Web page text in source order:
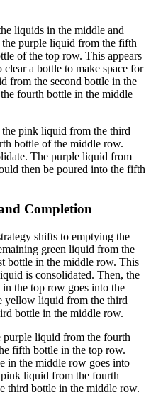
liquids in the middle and
purple liquid from the fifth
of the top row. This appears
a bottle to make space for
from the second bottle in the
fourth bottle in the middle
pink liquid from the third
bottle of the middle row.
The purple liquid from
then be poured into the fifth
Completion
shifts to emptying the
green liquid from the
bottle in the middle row. This
is consolidated. Then, the
the top row goes into the
yellow liquid from the third
bottle in the middle row.
liquid from the fourth
fifth bottle in the top row.
in the middle row goes into
liquid from the fourth
third bottle in the middle row.